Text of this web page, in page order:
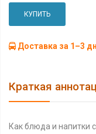
КУПИТЬ
Доставка за 1–3
Краткая
Как блюда и напитки